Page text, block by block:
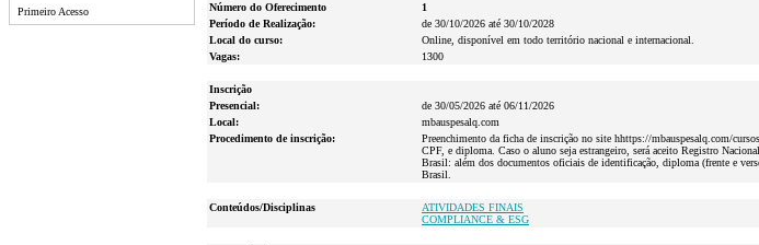
Primeiro Acesso
Número do Oferecimento
1
Período de Realização:
de 30/10/2026 até 30/10/2028
Local do curso:
Online, disponível em todo território nacional e internacional.
Vagas:
1300
Inscrição
Presencial:
de 30/05/2026 até 06/11/2026
Local:
mbauspesalq.com
Procedimento de inscrição:
Preenchimento da ficha de inscrição no site hhttps://mbauspesalq.com/
CPF, e diploma. Caso o aluno seja estrangeiro, será aceito Registro
Brasil: além dos documentos oficiais de identificação, diploma (frente e
Brasil.
Conteúdos/Disciplinas
ATIVIDADES FINAIS
COMPLIANCE & ESG